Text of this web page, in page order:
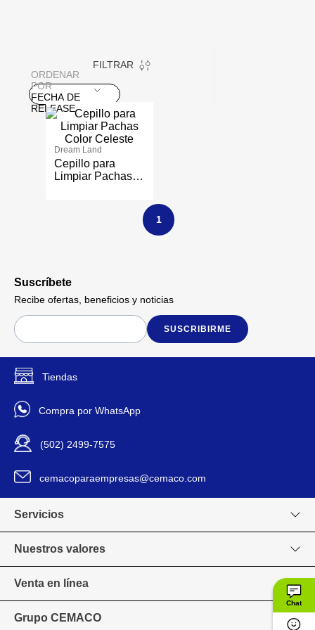
FILTRAR
ORDENAR
POR
FECHA DE
RELEASE
Dream Land
Cepillo para
Limpiar Pachas
1
Suscríbete
Recibe ofertas, beneficios y noticias
SUSCRIBIRME
Tiendas
Compra por WhatsApp
(502) 2499-7575
cemacoparaempresas@cemaco.com
Servicios
Nuestros valores
Venta en línea
Grupo CEMACO
Chat